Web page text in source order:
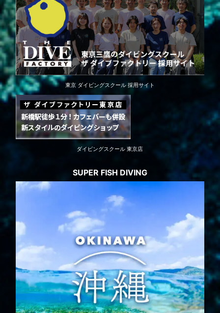
東京 ダイビングスクール 採用サイト
ダイビングスクール 東京店
SUPER FISH DIVING